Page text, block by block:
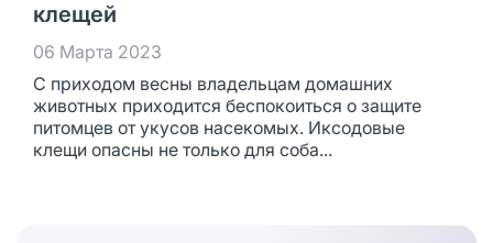
клещей
06 Марта 2023
С приходом весны владельцам домашних
животных приходится беспокоиться о защите
питомцев от укусов насекомых. Иксодовые
клещи опасны не только для соба...